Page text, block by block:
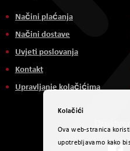
Načini plaćanja
Načini dostave
Uvjeti poslovanja
Kontakt
Upravljanje kolačićima
Kolačići
Ova web-stranica
upotrebljavamo kako